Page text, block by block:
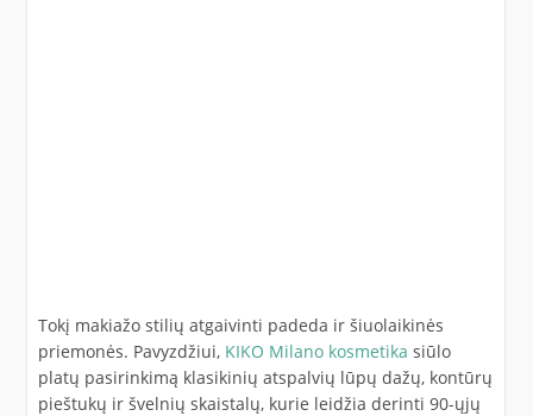
Tokį makiažo stilių atgaivinti padeda ir šiuolaikinės
priemonės. Pavyzdžiui, KIKO Milano kosmetika siūlo
platų pasirinkimą klasikinių atspalvių lūpų dažų, kontūrų
pieštukų ir švelnių skaistalų, kurie leidžia derinti 90-ųjų